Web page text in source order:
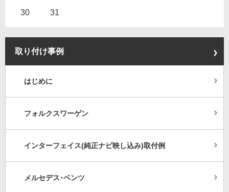
30 31
取り付け事例
はじめに
フォルクスワーゲン
インターフェイス(純正ナビ映し込み)取付例
メルセデス･ベンツ